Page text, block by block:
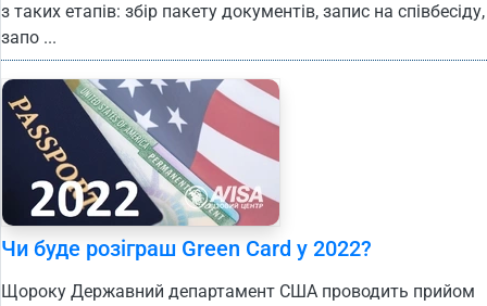
з таких етапів: збір пакету документів, запис на співбесіду,
запо ...
Чи буде розіграш Green Card у 2022?
Щороку Державний департамент США проводить прийом